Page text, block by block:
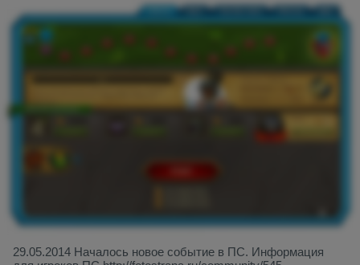
29.05.2014 Началось новое событие в ПС. Информация